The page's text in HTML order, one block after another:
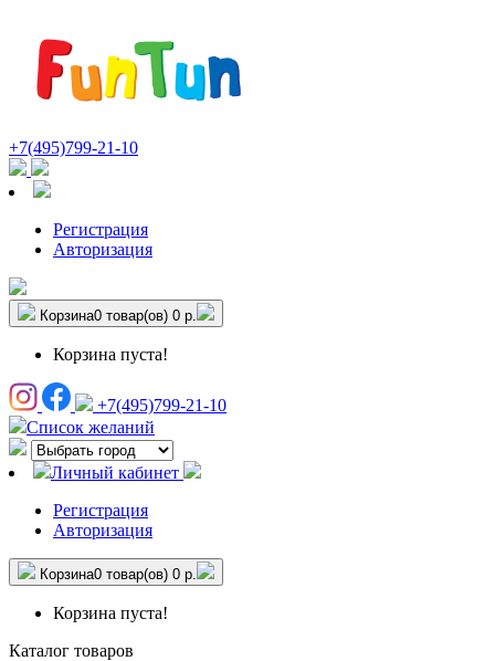
+7(495)799-21-10
Регистрация
Авторизация
Корзина0 товар(ов) 0 р.
Корзина пуста!
+7(495)799-21-10
Список желаний
Личный кабинет
Регистрация
Авторизация
Корзина0 товар(ов) 0 р.
Корзина пуста!
Каталог товаров